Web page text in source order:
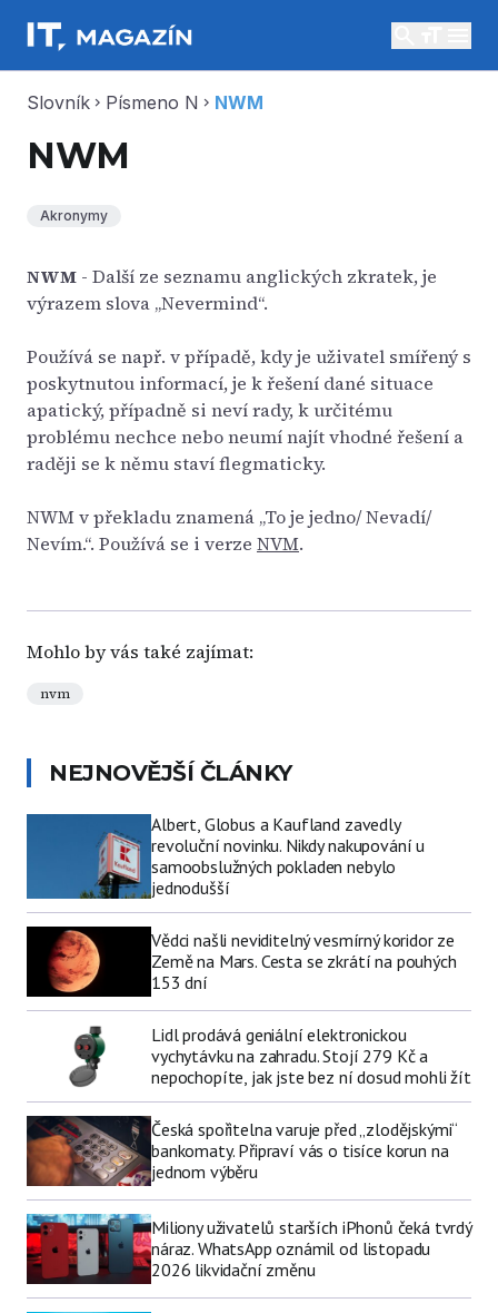
Slovník chevron_right Písmeno N chevron_right NWM
NWM
Akronymy
NWM - Další ze seznamu anglických zkratek, je
výrazem slova „Nevermind“.
Používá se např. v případě, kdy je uživatel smířený s
poskytnutou informací, je k řešení dané situace
apatický, případně si neví rady, k určitému
problému nechce nebo neumí najít vhodné řešení a
raději se k němu staví flegmaticky.
NWM v překladu znamená „To je jedno/ Nevadí/
Nevím.“. Používá se i verze NVM.
Mohlo by vás také zajímat:
nvm
NEJNOVĚJŠÍ ČLÁNKY
Albert, Globus a Kaufland zavedly
revoluční novinku. Nikdy nakupování u
samoobslužných pokladen nebylo
jednodušší
Vědci našli neviditelný vesmírný koridor ze
Země na Mars. Cesta se zkrátí na pouhých
153 dní
Lidl prodává geniální elektronickou
vychytávku na zahradu. Stojí 279 Kč a
nepochopíte, jak jste bez ní dosud mohli žít
Česká spořitelna varuje před „zlodějskými“
bankomaty. Připraví vás o tisíce korun na
jednom výběru
Miliony uživatelů starších iPhonů čeká tvrdý
náraz. WhatsApp oznámil od listopadu
2026 likvidační změnu